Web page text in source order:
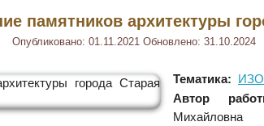
памятников архитектуры
Опубликовано: 01.11.2021 Обновлено: 31.10.2024
Тематика:
Автор
Михайловна